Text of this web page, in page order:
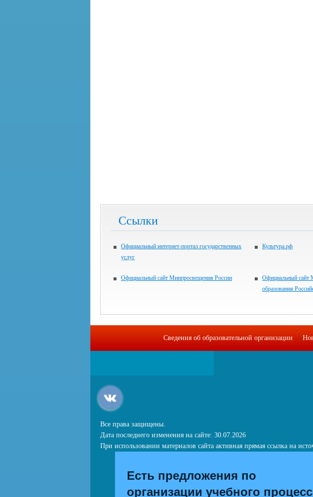
Ссылки
Официальный интернет-портал государственных
услуг
Культура.рф
Официальный сайт Минпросвещения России
Официальный сайт
образования
Сведения об образовательной организации
Все права защищены.
Дата последнего изменения на сайте: 30.07.2026
При использовании материалов сайта активная прямая ссылка на
Есть предложения по
организации учебного